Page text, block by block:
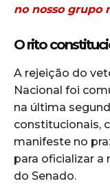
no nosso grupo
O rito
A rejeição do
Nacional foi
na última
constitucionais,
manifeste no
para oficializar a
do Senado.